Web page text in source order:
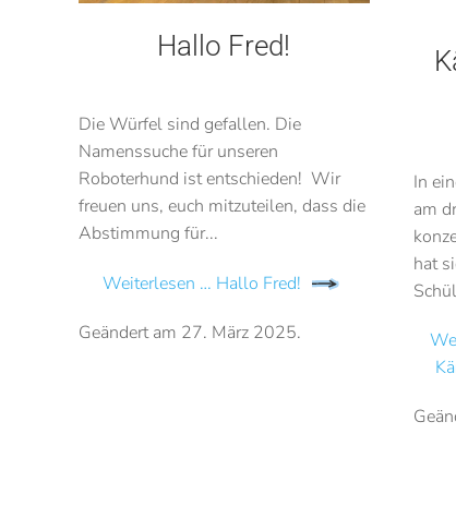
Hallo Fred!
Die Würfel sind gefallen. Die
Namenssuche für unseren
Roboterhund ist entschieden! Wir
freuen uns, euch mitzuteilen, dass die
Abstimmung für...
Weiterlesen … Hallo Fred!
Geändert am 27. März 2025.
In
am
hat